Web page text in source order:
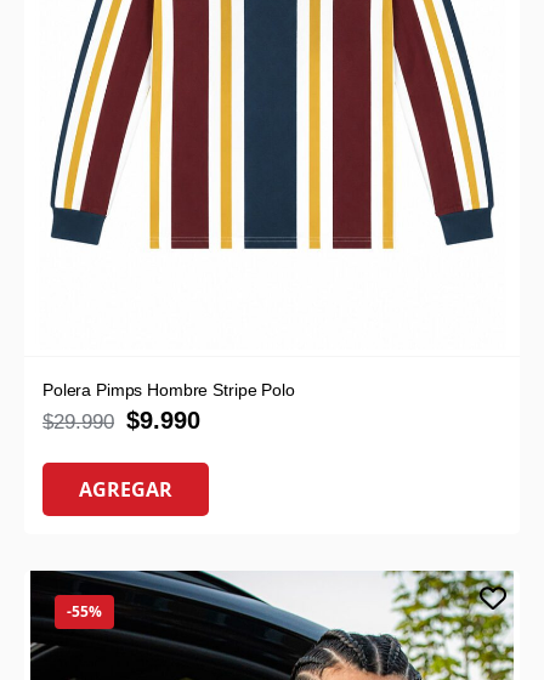
Polera Pimps Hombre Stripe Polo
$29.990 $9.990
AGREGAR
-55%